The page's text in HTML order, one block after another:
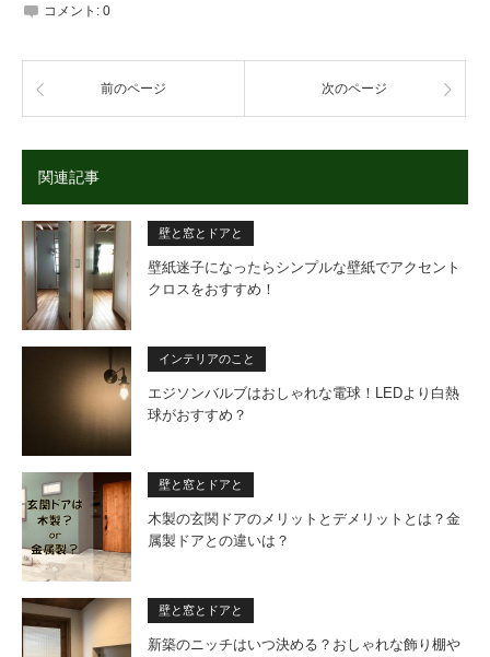
コメント: 0
前のページ 次のページ
関連記事
壁と窓とドアと
壁紙迷子になったらシンプルな壁紙でアクセント
クロスをおすすめ！
インテリアのこと
エジソンバルブはおしゃれな電球！LEDより白熱
球がおすすめ？
壁と窓とドアと
木製の玄関ドアのメリットとデメリットとは？金
属製ドアとの違いは？
壁と窓とドアと
新築のニッチはいつ決める？おしゃれな飾り棚や